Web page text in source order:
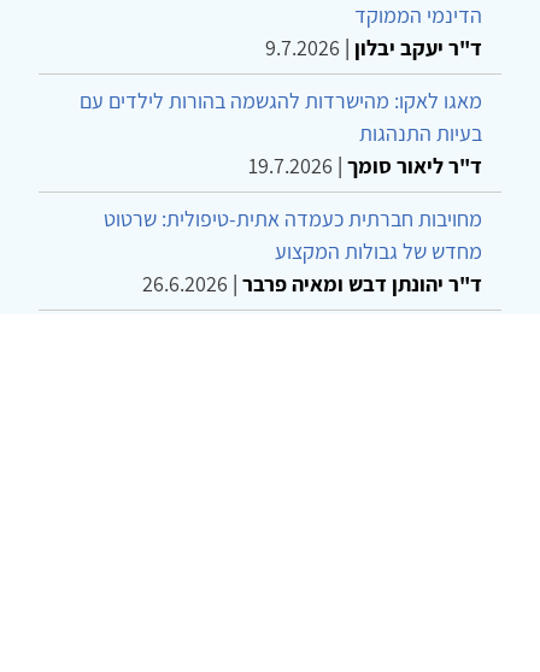
הדינמי הממוקד
ד"ר יעקב יבלון |
9.7.2026
מאגו לאקו: מהישרדות להגשמה בהורות לילדים עם
בעיות התנהגות
ד"ר ליאור סומך |
19.7.2026
מחויבות חברתית כעמדה אתית-טיפולית: שרטוט
מחדש של גבולות המקצוע
ד"ר יהונתן דבש ומאיה פרבר |
26.6.2026